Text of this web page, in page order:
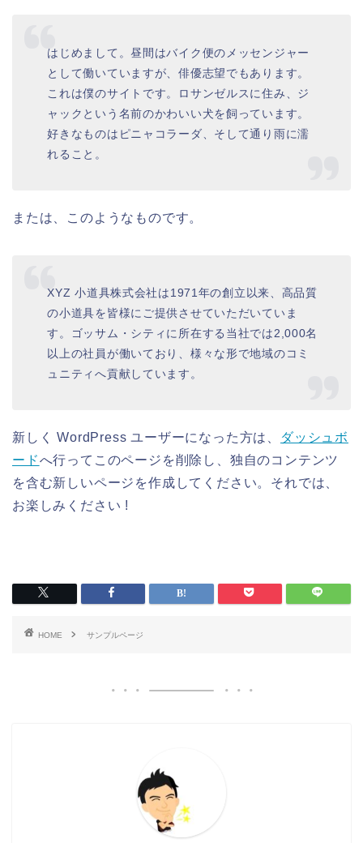
はじめまして。昼間はバイク便のメッセンジャー
として働いていますが、俳優志望でもあります。
これは僕のサイトです。ロサンゼルスに住み、ジ
ャックという名前のかわいい犬を飼っています。
好きなものはピニャコラーダ、そして通り雨に濡
れること。
または、このようなものです。
XYZ 小道具株式会社は1971年の創立以来、高品質
の小道具を皆様にご提供させていただいていま
す。ゴッサム・シティに所在する当社では2,000名
以上の社員が働いており、様々な形で地域のコミ
ュニティへ貢献しています。
新しく WordPress ユーザーになった方は、
ダッシュボ
ードへ行ってこのページを削除し、独自のコンテンツ
を含む新しいページを作成してください。それでは、
お楽しみください !
HOME サンプルページ